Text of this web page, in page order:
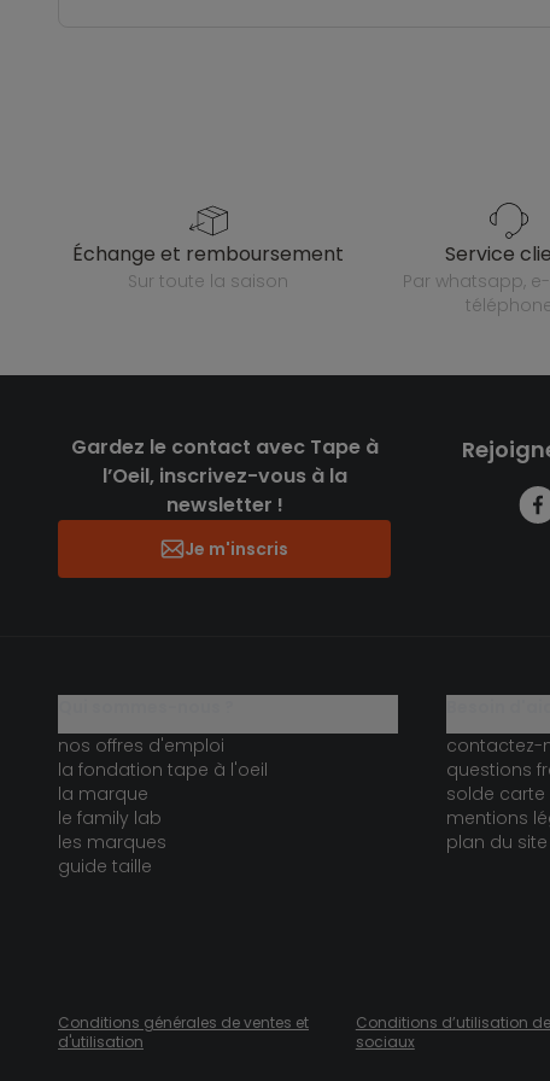
échange et remboursement
sur toute la saison
service
par whatsapp, e-mail ou
Gardez le contact avec Tape à
l’Oeil, inscrivez-vous à la
newsletter !
Je m'inscris
nos offres d'emploi
la fondation tape à l'oeil
la marque
le family lab
les marques
guide taille
contactez-
questions
solde
mentions
plan du site
Conditions générales de ventes et
d'utilisation
Conditions d’utilisation
sociaux